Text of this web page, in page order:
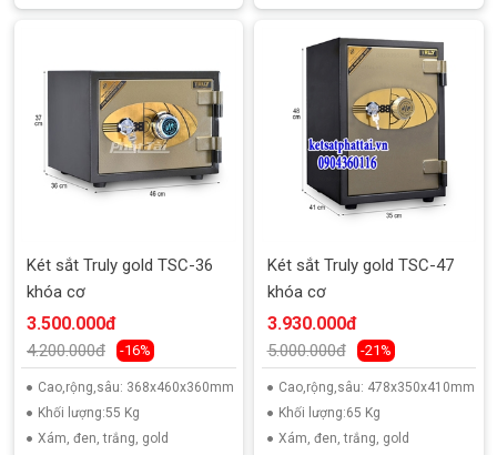
Két sắt Truly gold TSC-36
khóa cơ
3.500.000đ
4.200.000đ -16%
Cao,rộng,sâu: 368x460x360mm
Khối lượng:55 Kg
Xám, đen, trắng, gold
Két sắt Truly gold TSC-47
khóa cơ
3.930.000đ
5.000.000đ -21%
Cao,rộng,sâu: 478x350x410mm
Khối lượng:65 Kg
Xám, đen, trắng, gold